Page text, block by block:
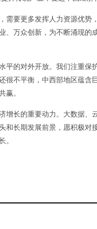
需要更多发挥人力资源优势
、万众创新，为不断涌现
平的对外开放。我们注重
很不平衡，中西部地区蕴
赢。
增长的重要动力。大数据
长期发展前景，愿积极对
。